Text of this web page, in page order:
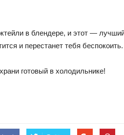
в блендере, и этот —
и перестанет тебя беспокоить.
готовый в холодильнике!